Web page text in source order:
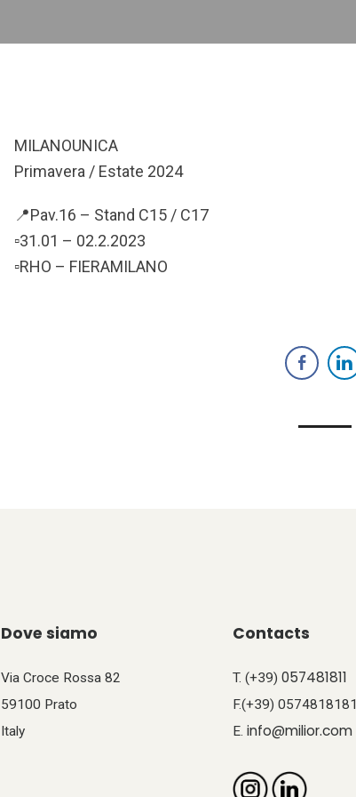
MILANOUNICA
Primavera / Estate 2024
📍Pav.16 – Stand C15 / C17
▫️31.01 – 02.2.2023
▫️RHO – FIERAMILANO
Dove siamo
Via Croce Rossa 82
59100 Prato
Italy
Contacts
T. (+39) 057481811
F.(+39) 0574818181
E. info@milior.com